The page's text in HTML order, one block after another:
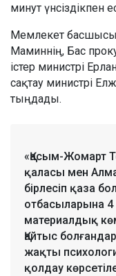
минут үнсіздікпен
Мемлекет
Маминнің, Бас
істер министрі
сақтау министрі
тыңдады.
«Қасым-Жомарт
қаласы мен
бірлесіп қаза
отбасыларына 4
материалдық
Қайтыс
жақты
қолдау